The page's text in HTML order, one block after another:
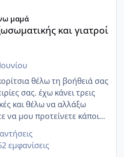
γιατροί εμπερίες
μαμά
και γιατροί
θέλω τη βοήθειά σας
σας. έχω κάνει τρεις
και θέλω να αλλάξω
να μου προτείνετε κάποιον
ευχαριστημένες και είχατε
στο υγεία με τον
(δεν το εψαξε καθόλου
εμφανίσεις